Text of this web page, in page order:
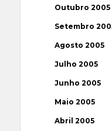
Outubro 2005
Setembro
Agosto 2005
Julho 2005
Junho 2005
Maio 2005
Abril 2005